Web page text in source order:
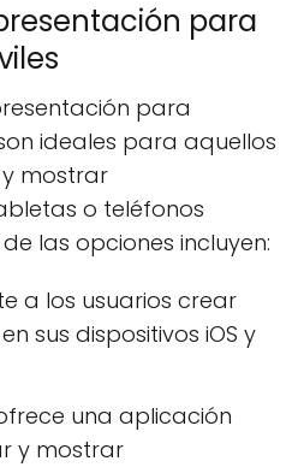
para
para
ideales para aquellos
mostrar
o teléfonos
las opciones incluyen:
a los usuarios crear
sus dispositivos iOS y
una aplicación
y mostrar